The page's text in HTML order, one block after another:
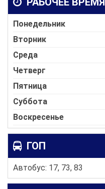
Понедельник
Вторник
Среда
Четверг
Пятница
Суббота
Воскресенье
ГОП
Автобус: 17, 73, 83